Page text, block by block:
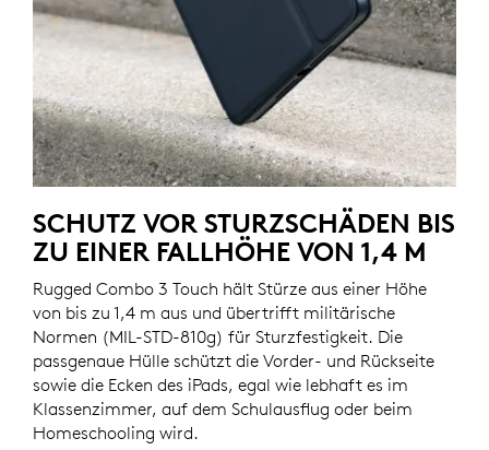
SCHUTZ VOR STURZSCHÄDEN BIS
ZU EINER FALLHÖHE VON 1,4 M
Rugged Combo 3 Touch hält Stürze aus einer Höhe
von bis zu 1,4 m aus und übertrifft militärische
Normen (MIL-STD-810g) für Sturzfestigkeit. Die
passgenaue Hülle schützt die Vorder- und Rückseite
sowie die Ecken des iPads, egal wie lebhaft es im
Klassenzimmer, auf dem Schulausflug oder beim
Homeschooling wird.